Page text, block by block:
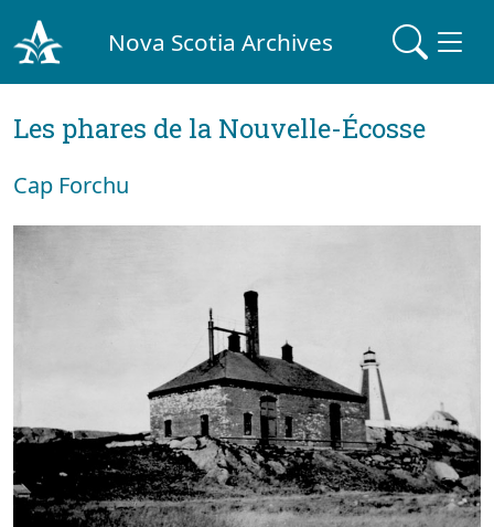
Nova Scotia Archives
Les phares de la Nouvelle-Écosse
Cap Forchu